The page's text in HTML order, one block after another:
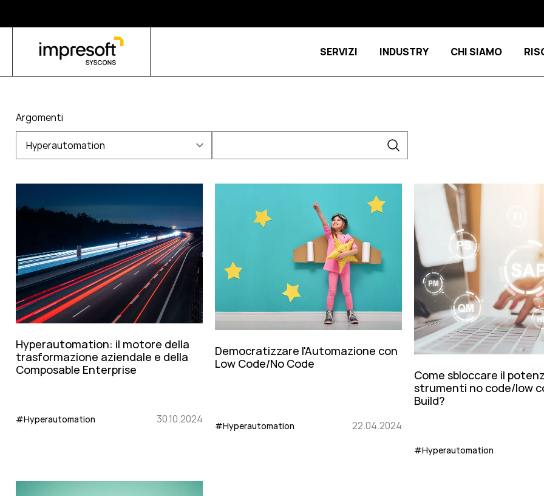
SERVIZI Show submenu for Servizi
INDUSTRY Show
CHI SIAMO
Argomenti
Hyperautomation
Hyperautomation: il motore della
trasformazione aziendale e della
Composable Enterprise
#Hyperautomation 30.10.2024
Democratizzare l'Automazione con
Low Code/No Code
#Hyperautomation 22.04.2024
Come sbloccare il
strumenti no code/low
Build?
#Hyperautomation